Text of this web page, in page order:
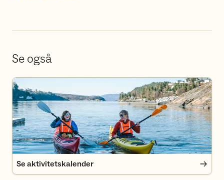
Se også
Se aktivitetskalender
Se aktivitetskalender